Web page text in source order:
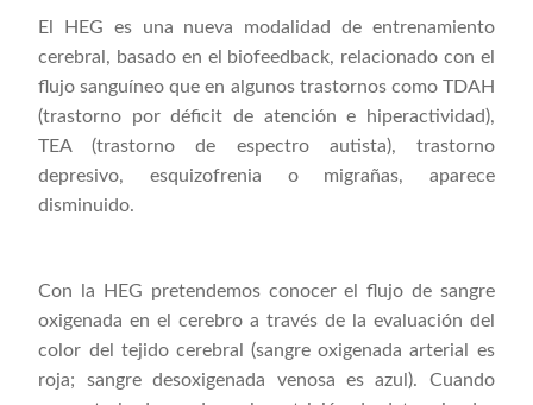
El HEG es una nueva modalidad de entrenamiento
cerebral, basado en el biofeedback, relacionado con el
flujo sanguíneo que en algunos trastornos como TDAH
(trastorno por déficit de atención e hiperactividad),
TEA (trastorno de espectro autista), trastorno
depresivo, esquizofrenia o migrañas, aparece
disminuido.
Con la HEG pretendemos conocer el flujo de sangre
oxigenada en el cerebro a través de la evaluación del
color del tejido cerebral (sangre oxigenada arterial es
roja; sangre desoxigenada venosa es azul). Cuando